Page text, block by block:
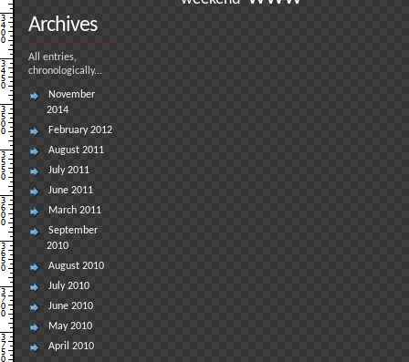
Archives
All entries,
chronologically...
November
2014
February 2012
August 2011
July 2011
June 2011
March 2011
September
2010
August 2010
July 2010
June 2010
May 2010
April 2010